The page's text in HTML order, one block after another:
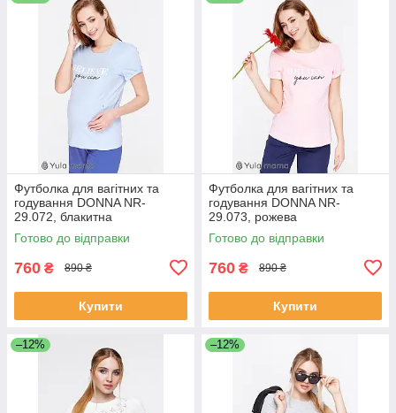
Футболка для вагітних та
годування DONNA NR-
29.072, блакитна
Готово до відправки
760 ₴ 890 ₴
Купити
Футболка для вагітних та
годування DONNA NR-
29.073, рожева
Готово до відправки
760 ₴ 890 ₴
Купити
–12% –12%